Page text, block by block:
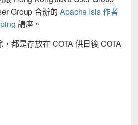
Group 合辦的 Apache Isis 作者
講座。
都是存放在 COTA 供日後 COTA